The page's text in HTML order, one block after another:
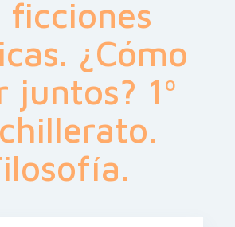
ficciones
¿Cómo
juntos? 1º